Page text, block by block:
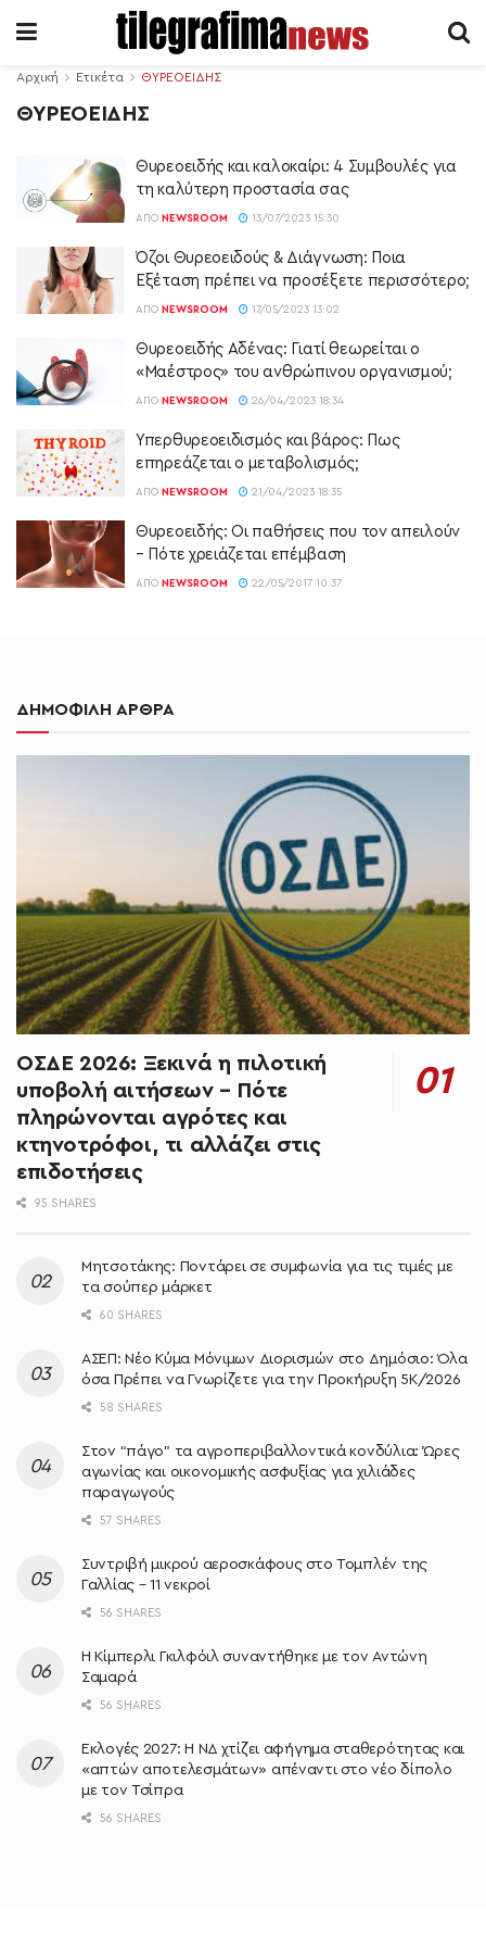
Αρχική Ετικέτα ΘΥΡΕΟΕΙΔΗΣ
ΘΥΡΕΟΕΙΔΗΣ
Θυρεοειδής και καλοκαίρι: 4 Συμβουλές για
τη καλύτερη προστασία σας
ΑΠΌ NEWSROOM 13/07/2023 15:30
Όζοι Θυρεοειδούς & Διάγνωση: Ποια
Εξέταση πρέπει να προσέξετε περισσότερο;
ΑΠΌ NEWSROOM 17/05/2023 13:02
Θυρεοειδής Αδένας: Γιατί θεωρείται ο
«Μαέστρος» του ανθρώπινου οργανισμού;
ΑΠΌ NEWSROOM 26/04/2023 18:34
Υπερθυρεοειδισμός και βάρος: Πως
επηρεάζεται ο μεταβολισμός;
ΑΠΌ NEWSROOM 21/04/2023 18:35
Θυρεοειδής: Οι παθήσεις που τον απειλούν
– Πότε χρειάζεται επέμβαση
ΑΠΌ NEWSROOM 22/05/2017 10:37
ΔΗΜΟΦΙΛΗ ΑΡΘΡΑ
ΟΣΔΕ 2026: Ξεκινά η πιλοτική
υποβολή αιτήσεων – Πότε
πληρώνονται αγρότες και
κτηνοτρόφοι, τι αλλάζει στις
επιδοτήσεις
95 SHARES
Μητσοτάκης: Ποντάρει σε συμφωνία για τις τιμές με
τα σούπερ μάρκετ
60 SHARES
ΑΣΕΠ: Νέο Κύμα Μόνιμων Διορισμών στο Δημόσιο: Όλα
όσα Πρέπει να Γνωρίζετε για την Προκήρυξη 5Κ/2026
58 SHARES
Στον “πάγο” τα αγροπεριβαλλοντικά κονδύλια: Ώρες
αγωνίας και οικονομικής ασφυξίας για χιλιάδες
παραγωγούς
57 SHARES
Συντριβή μικρού αεροσκάφους στο Τομπλέν της
Γαλλίας – 11 νεκροί
56 SHARES
Η Κίμπερλι Γκιλφόιλ συναντήθηκε με τον Αντώνη
Σαμαρά
56 SHARES
Εκλογές 2027: Η ΝΔ χτίζει αφήγημα σταθερότητας και
«απτών αποτελεσμάτων» απέναντι στο νέο δίπολο
με τον Τσίπρα
56 SHARES